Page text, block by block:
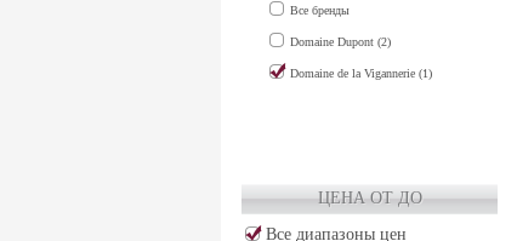
Все бренды
Domaine Dupont (2)
Domaine de la Vigannerie (1)
ЦЕНА ОТ ДО
Все диапазоны цен